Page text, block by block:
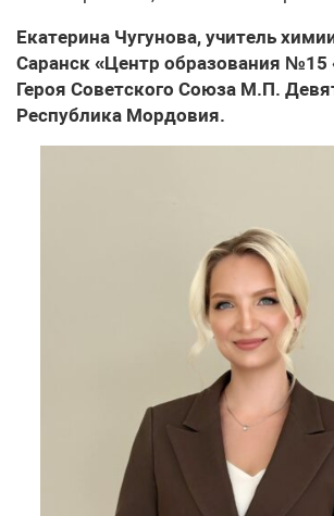
Екатерина Чугунова, учитель
Саранск «Центр образования №15
Героя Советского Союза М.П.
Республика Мордовия.